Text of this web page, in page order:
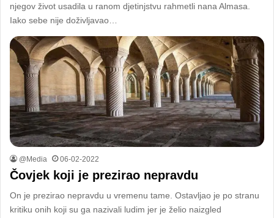
njegov život usadila u ranom djetinjstvu rahmetli nana Almasa.
Iako sebe nije doživljavao…
@Media 06-02-2022
Čovjek koji je prezirao nepravdu
On je prezirao nepravdu u vremenu tame. Ostavljao je po stranu
kritiku onih koji su ga nazivali ludim jer je želio naizgled